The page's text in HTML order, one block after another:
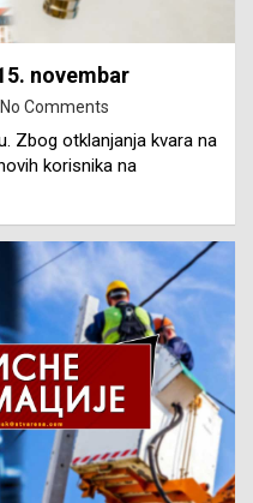
novembar
No Comments
Zbog otklanjanja kvara na
korisnika na